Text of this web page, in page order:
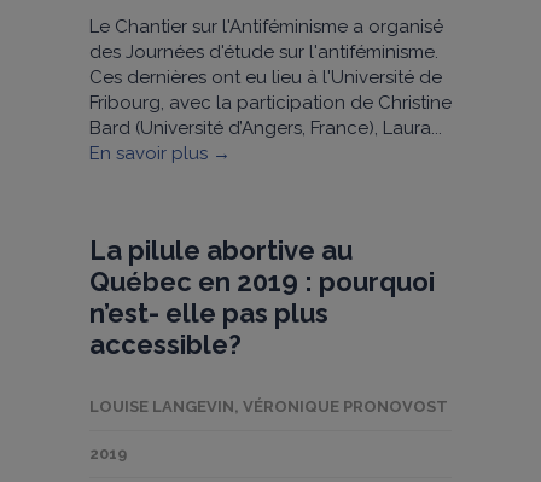
Le Chantier sur l'Antiféminisme a organisé
des Journées d'étude sur l'antiféminisme.
Ces dernières ont eu lieu à l'Université de
Fribourg, avec la participation de Christine
Bard (Université d’Angers, France), Laura...
En savoir plus →
La pilule abortive au
Québec en 2019 : pourquoi
n’est- elle pas plus
accessible?
LOUISE LANGEVIN, VÉRONIQUE PRONOVOST
2019